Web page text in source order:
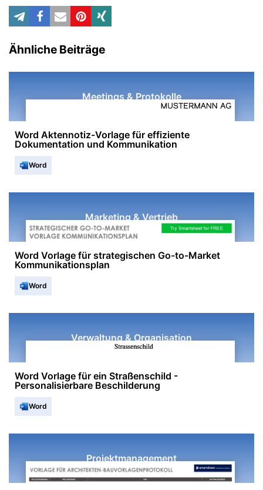
Ähnliche Beiträge
Meetings & Protokolle
Word Aktennotiz-Vorlage für effiziente
Dokumentation und Kommunikation
Word
Marketing & Vertrieb
Word Vorlage für strategischen Go-to-Market
Kommunikationsplan
Word
Verwaltung & Organisation
Word Vorlage für ein Straßenschild -
Personalisierbare Beschilderung
Word
Projektmanagement